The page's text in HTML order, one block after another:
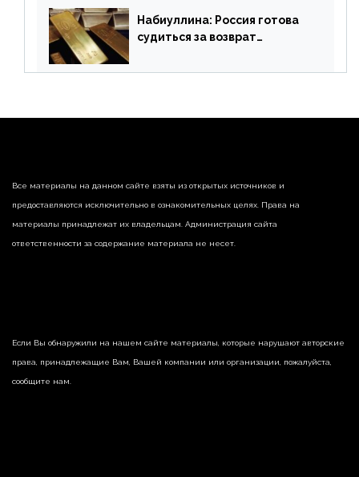
Набиуллина: Россия готова
судиться за возврат
страны
Все материалы на данном сайте взяты из открытых источников и
предоставляются исключительно в ознакомительных целях. Права на
материалы принадлежат их владельцам. Администрация сайта
ответственности за содержание материала не несет.
Если Вы обнаружили на нашем сайте материалы, которые нарушают авторские
права, принадлежащие Вам, Вашей компании или организации, пожалуйста,
сообщите нам.